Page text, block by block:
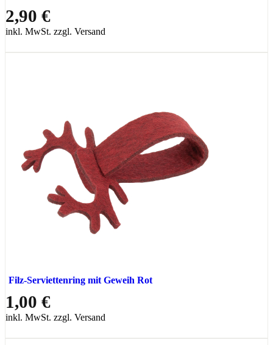
2,90 €
inkl. MwSt. zzgl. Versand
Filz-Serviettenring mit Geweih Rot
1,00 €
inkl. MwSt. zzgl. Versand